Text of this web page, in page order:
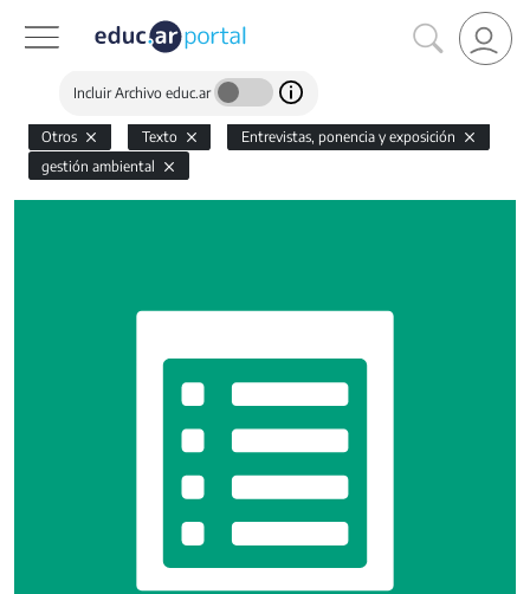
Incluir Archivo educ.ar
Otros Texto
Entrevistas, ponencia y exposición
gestión ambiental